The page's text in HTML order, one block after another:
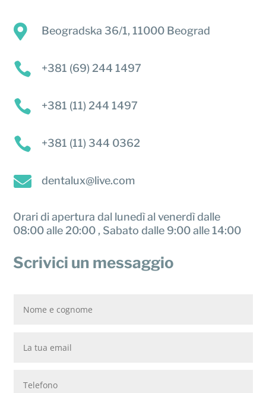
 Beogradska 36/1, 11000 Beograd
 +381 (69) 244 1497
 +381 (11) 244 1497
 +381 (11) 344 0362
 dentalux@live.com
Orari di apertura dal lunedì al venerdì dalle
08:00 alle 20:00 , Sabato dalle 9:00 alle 14:00
Scrivici un messaggio